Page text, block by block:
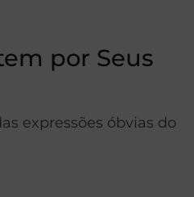
por Seus
expressões óbvias do